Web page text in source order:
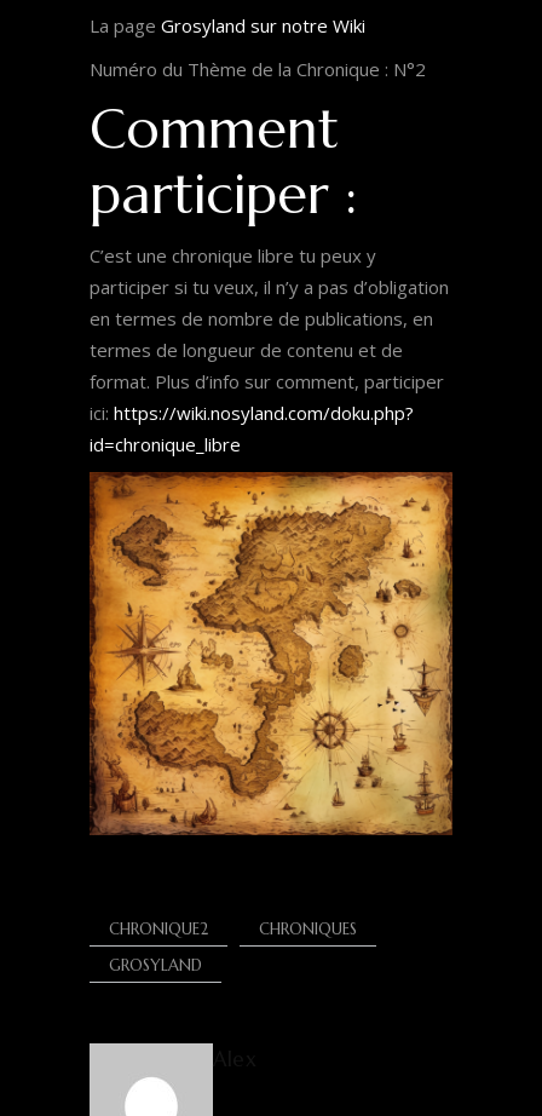
La page Grosyland sur notre Wiki
Numéro du Thème de la Chronique : N°2
Comment
participer :
C’est une chronique libre tu peux y
participer si tu veux, il n’y a pas d’obligation
en termes de nombre de publications, en
termes de longueur de contenu et de
format. Plus d’info sur comment, participer
ici: https://wiki.nosyland.com/doku.php?
id=chronique_libre
CHRONIQUE2
CHRONIQUES
GROSYLAND